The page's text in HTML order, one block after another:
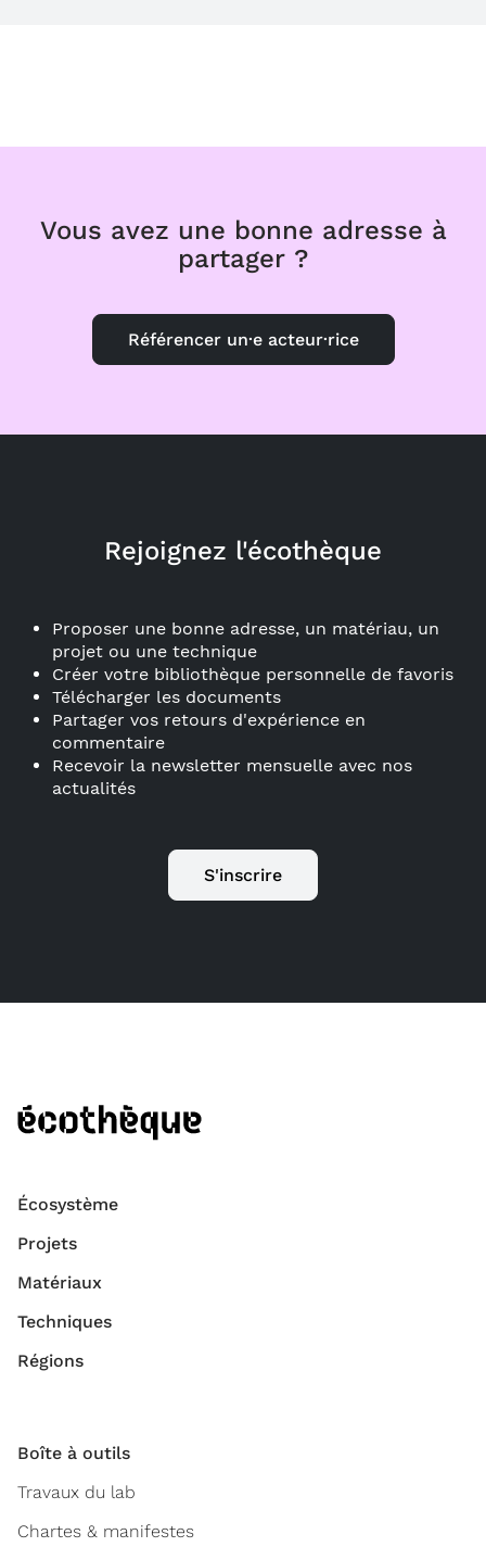
Vous avez une bonne adresse à
partager ?
Référencer un·e acteur·rice
Rejoignez l'écothèque
Proposer une bonne adresse, un matériau, un
projet ou une technique
Créer votre bibliothèque personnelle de favoris
Télécharger les documents
Partager vos retours d'expérience en
commentaire
Recevoir la newsletter mensuelle avec nos
actualités
S'inscrire
Écosystème
Projets
Matériaux
Techniques
Régions
Boîte à outils
Travaux du lab
Chartes & manifestes